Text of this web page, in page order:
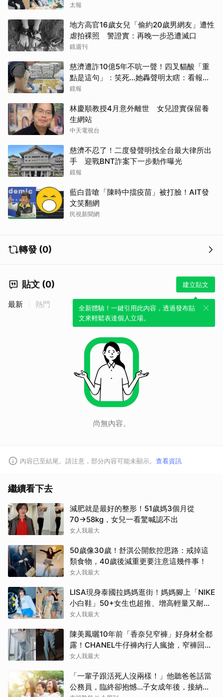
太報
地方高官16歲女兒「偷約20歲男網友」遭性
虐拍裸照 警證實：再晚一步恐遭滅口
鏡週刊
慈濟遭詐10億5年不吭一聲！四叉貓酸「重
點是這句」：笑死...她轟聲明太瞎：看報紙
才知被騙
鏡報
林慶順教授4月意外離世 女兒證實保留養
生網站
中天電視台
慈濟不忍了！二度發聲明找全台最大律所出
手 迎戰BNT詐案下一步動作曝光
鏡報
藍白昔嗆「陳時中擋疫苗」被打臉！AIT發
文笑翻網
民視新聞網
轉發 (0)
貼文 (0) 建立貼文
全新體驗！一鍵引用此內容，透過發布貼
文來輕鬆表達個人立場。
最新 熱門
尚無內容。
內容已至結尾。請注意，部分內容可能未顯示。 查看資訊
繼續看下去
減肥就是最好的整形！51歲媽3個月從
70→58kg，女兒一看驚喊認不出
女人我最大
50歲像30歲！舒淇公開飲控思路：戒掉這
類食物，40歲後減重更要注意這幾件事！
女人我最大
LISA現身泰國拉媽媽逛街！媽媽腳上「NIKE
小白鞋」50+女生也超推、增高輕量又耐
走！
女人我最大
陳美鳳曬10年前「香奈兒窄褲」好身材全都
露！CHANEL牛仔褲內行人瘋搶，窄褲回歸
必看這幾條
女人我最大
「一輩子跟活死人沒兩樣！」他聽爸爸話當
公務員，臨終卻抱憾…子女成年後，接納與
取消